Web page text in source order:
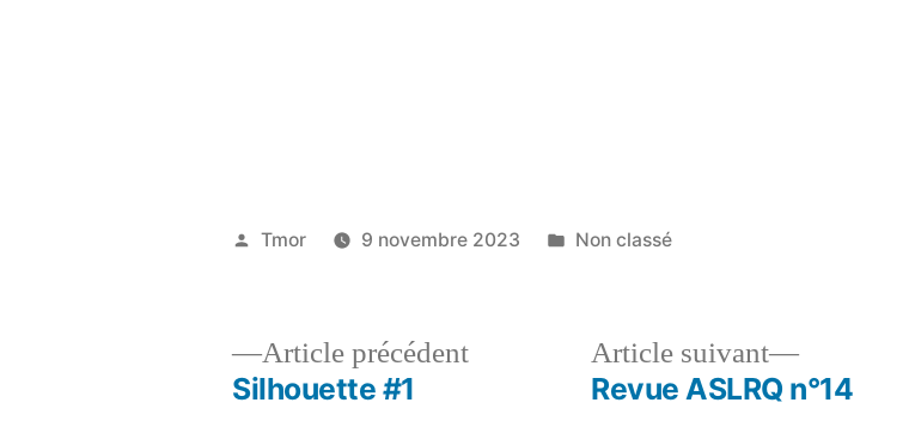
Tmor 9 novembre 2023 Non classé
Article précédent
Silhouette #1
Article suivant
Revue ASLRQ n°14